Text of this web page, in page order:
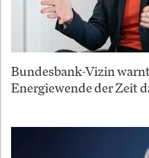
Bundesbank-Vizin
Energiewende der Zeit